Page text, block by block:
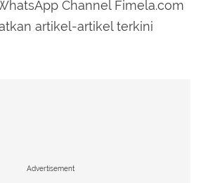
Channel Fimela.com
artikel-artikel terkini
Advertisement